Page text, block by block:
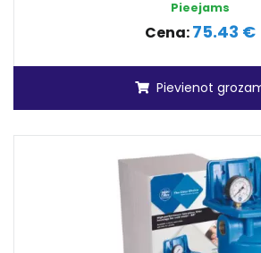
Pieejams
Cena:75.43 €
Pievienot